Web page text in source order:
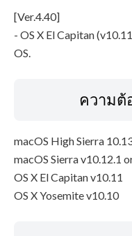
[Ver.4.40]
- OS X El Capitan
OS.
ความต้
macOS High Sierra
macOS Sierra v10.12.1
OS X El Capitan v10.11
OS X Yosemite v10.10